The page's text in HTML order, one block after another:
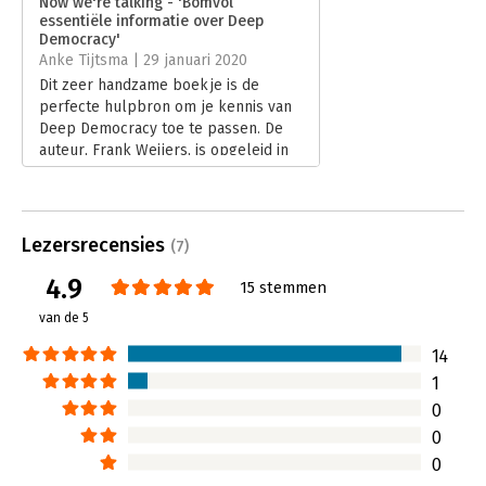
Deep Democracy nou eenmaal niet iets is dat ik uit kan zetten.
Hoofdrubriek: Communicatie en media
essentiële informatie over Deep
Democracy'
Anke Tijtsma | 29 januari 2020
Dit zeer handzame boekje is de
perfecte hulpbron om je kennis van
Deep Democracy toe te passen. De
auteur, Frank Weijers, is opgeleid in
Deep Democracy en kan als geen
uitleggen.
Lees verder
Lezersrecensies (7)
4.9
van de 5
15 stemmen
14
1
0
0
0